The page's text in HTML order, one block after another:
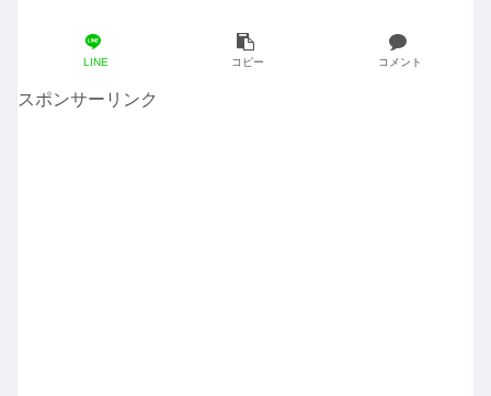
LINE コピー コメント
スポンサーリンク